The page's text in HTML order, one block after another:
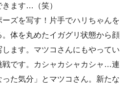
ます…（笑）
ズを写す！片手でハリちゃんを
体を丸めたイガグリ状態から顔
ます。マツコさんにもやってい
戦です。カシャカシャカシャ…連
た気分」とマツコさん。新たな